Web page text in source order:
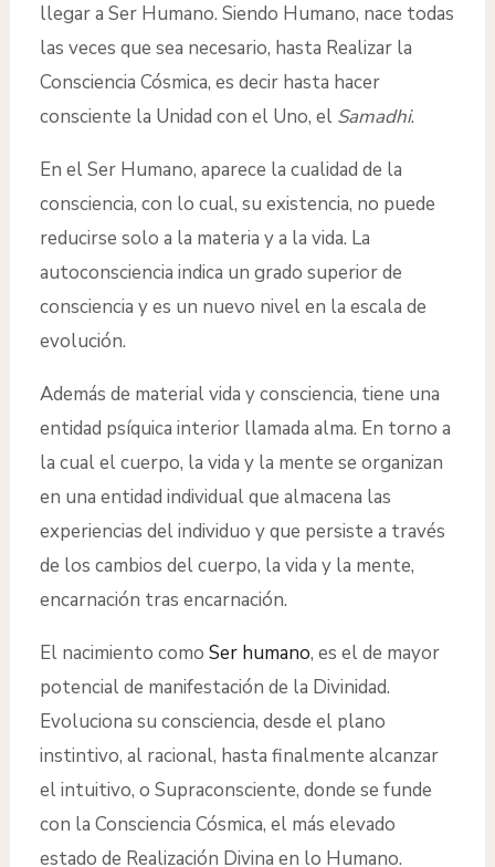
llegar a Ser Humano. Siendo Humano, nace todas
las veces que sea necesario, hasta Realizar la
Consciencia Cósmica, es decir hasta hacer
consciente la Unidad con el Uno, el Samadhi.
En el Ser Humano, aparece la cualidad de la
consciencia, con lo cual, su existencia, no puede
reducirse solo a la materia y a la vida. La
autoconsciencia indica un grado superior de
consciencia y es un nuevo nivel en la escala de
evolución.
Además de material vida y consciencia, tiene una
entidad psíquica interior llamada alma. En torno a
la cual el cuerpo, la vida y la mente se organizan
en una entidad individual que almacena las
experiencias del individuo y que persiste a través
de los cambios del cuerpo, la vida y la mente,
encarnación tras encarnación.
El nacimiento comoSer humano, es el de mayor
potencial de manifestación de la Divinidad.
Evoluciona su consciencia, desde el plano
instintivo, al racional, hasta finalmente alcanzar
el intuitivo, o Supraconsciente, donde se funde
con la Consciencia Cósmica, el más elevado
estado de Realización Divina en lo Humano.